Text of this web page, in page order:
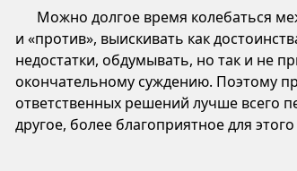
Можно долгое время колебаться
и «против», выискивать как
недостатки, обдумывать, но так и не
окончательному суждению. Поэтому
ответственных решений лучше всего
другое, более благоприятное для